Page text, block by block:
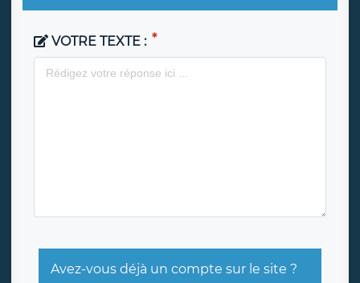
VOTRE TEXTE :
Avez-vous déjà un compte sur le site ?